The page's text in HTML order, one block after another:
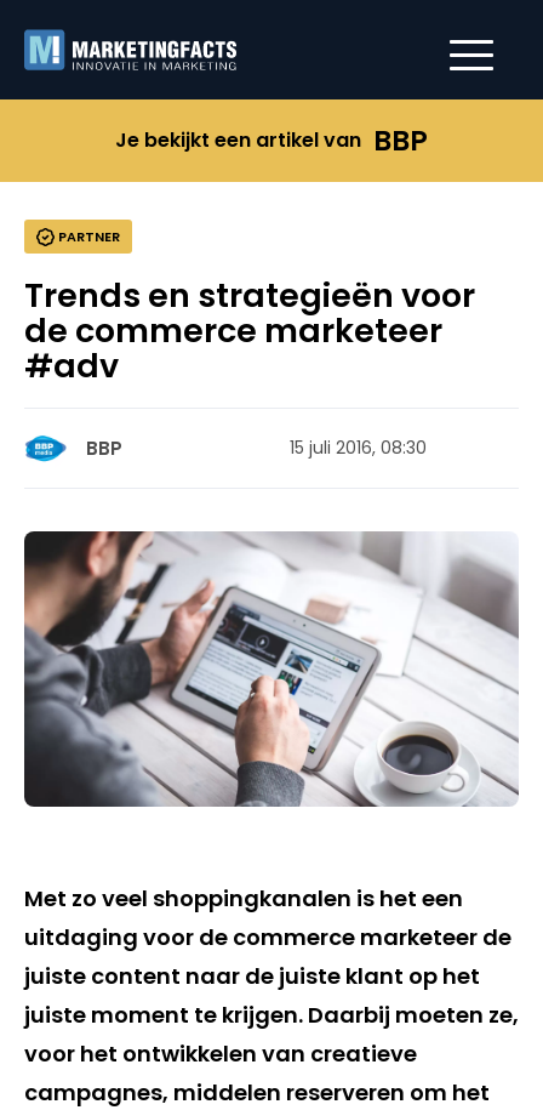
Je bekijkt een artikel van BBP
PARTNER
Trends en strategieën voor
de commerce marketeer
#adv
BBP 15 juli 2016, 08:30
Met zo veel shoppingkanalen is het een
uitdaging voor de commerce marketeer de
juiste content naar de juiste klant op het
juiste moment te krijgen. Daarbij moeten ze,
voor het ontwikkelen van creatieve
campagnes, middelen reserveren om het